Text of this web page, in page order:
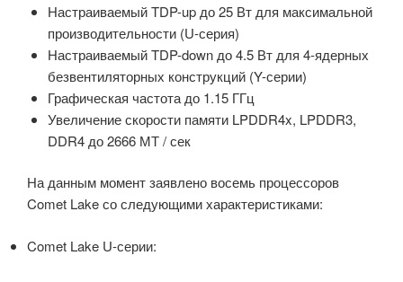
Настраиваемый TDP-up до 25 Вт для максимальной
производительности (U-серия)
Настраиваемый TDP-down до 4.5 Вт для 4-ядерных
безвентиляторных конструкций (Y-серии)
Графическая частота до 1.15 ГГц
Увеличение скорости памяти LPDDR4x, LPDDR3,
DDR4 до 2666 МТ / сек
На данным момент заявлено восемь процессоров
Comet Lake со следующими характеристиками:
Comet Lake U-серии: